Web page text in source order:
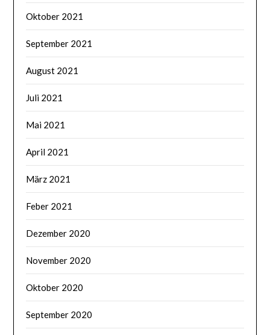
Oktober 2021
September 2021
August 2021
Juli 2021
Mai 2021
April 2021
März 2021
Feber 2021
Dezember 2020
November 2020
Oktober 2020
September 2020